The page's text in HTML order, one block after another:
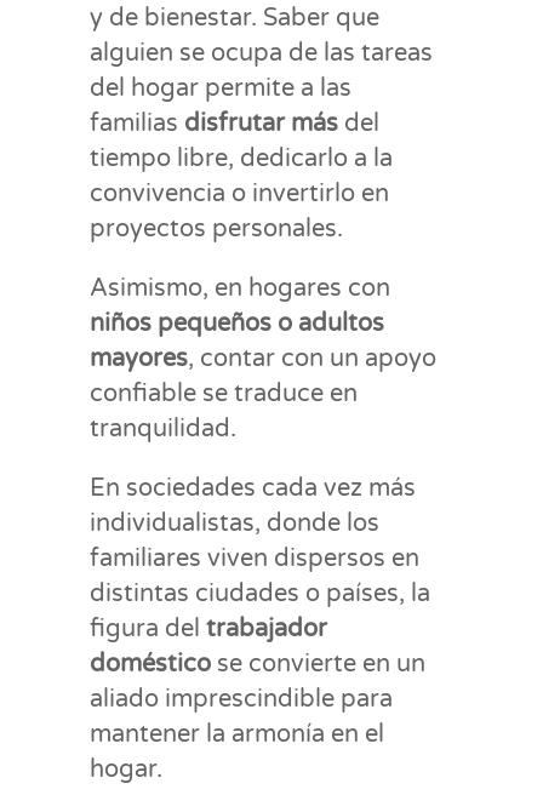
y de bienestar. Saber que
alguien se ocupa de las tareas
del hogar permite a las
familias disfrutar más del
tiempo libre, dedicarlo a la
convivencia o invertirlo en
proyectos personales.
Asimismo, en hogares con
niños pequeños o adultos
mayores, contar con un apoyo
confiable se traduce en
tranquilidad.
En sociedades cada vez más
individualistas, donde los
familiares viven dispersos en
distintas ciudades o países, la
figura del trabajador
doméstico se convierte en un
aliado imprescindible para
mantener la armonía en el
hogar.